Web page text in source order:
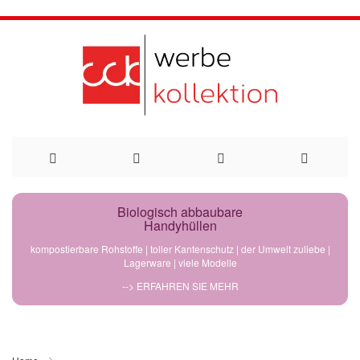
Direkt
Biologisch abbaubare
Handyhüllen
kompostierbare Rohstoffe | toller Kantenschutz | der Umwelt zuliebe |
Lagerware | viele Modelle
--> ERFAHREN SIE MEHR